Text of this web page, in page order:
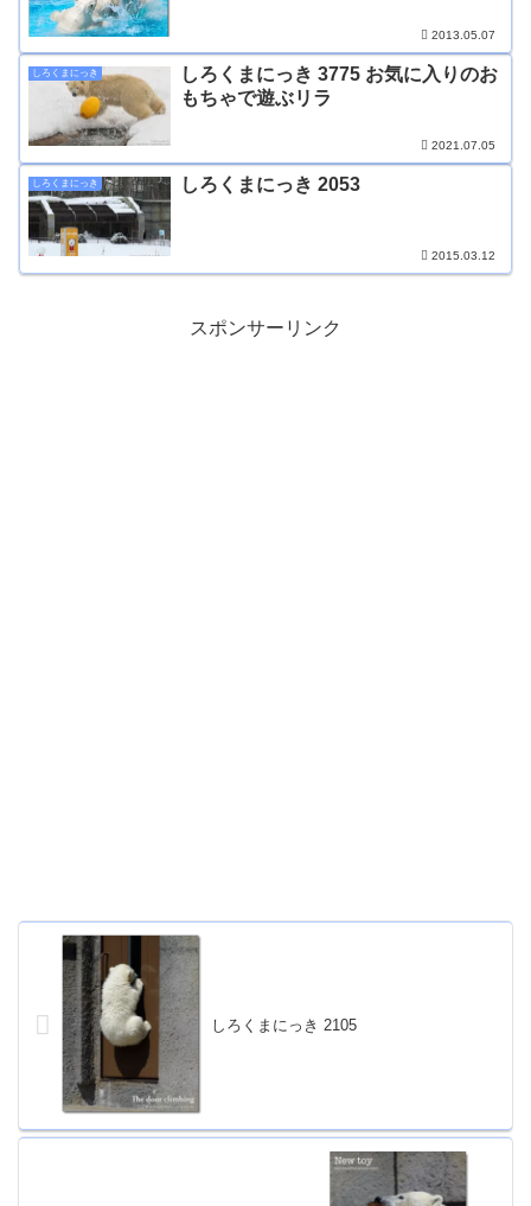
2013.05.07
しろくまにっき
しろくまにっき 3775 お気に入りのお
もちゃで遊ぶリラ
2021.07.05
しろくまにっき しろくまにっき 2053
2015.03.12
スポンサーリンク
しろくまにっき 2105